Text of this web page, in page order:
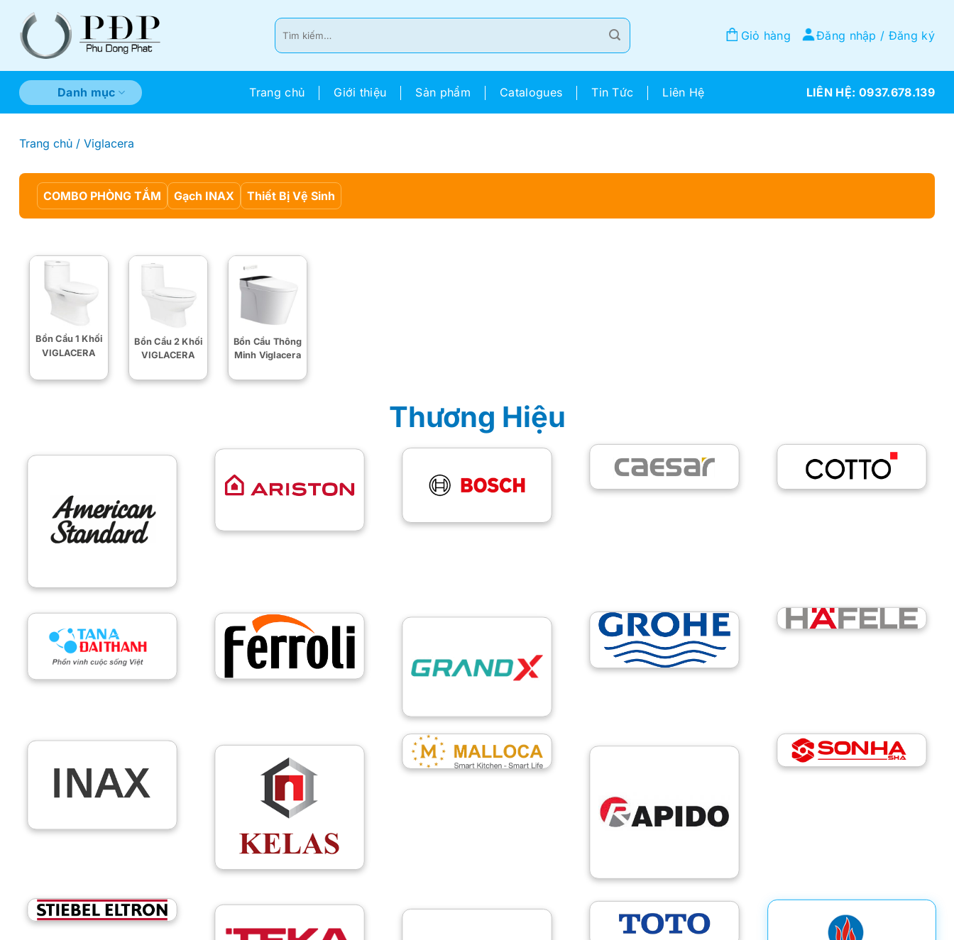
Tìm
kiếm:
Giỏ hàng Đăng nhập / Đăng ký
Danh mục Trang chủ Giới thiệu Sản phẩm Catalogues Tin Tức Liên Hệ 0937.678.139
Trang chủ / Viglacera
COMBO PHÒNG TẮM Gạch INAX Thiết Bị Vệ Sinh
Bồn Cầu 1 Khối
VIGLACERA
Bồn Cầu 2 Khối
VIGLACERA
Bồn Cầu Thông
Minh Viglacera
Thương Hiệu